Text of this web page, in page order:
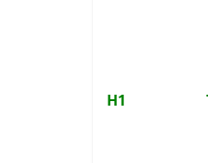
H1 Tác